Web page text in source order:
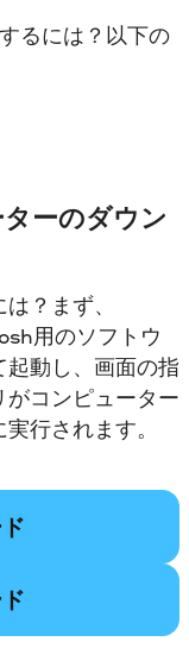
るには？以下の
ーのダウン
？まず、
用のソフトウ
動し、画面の指
コンピューター
行されます。